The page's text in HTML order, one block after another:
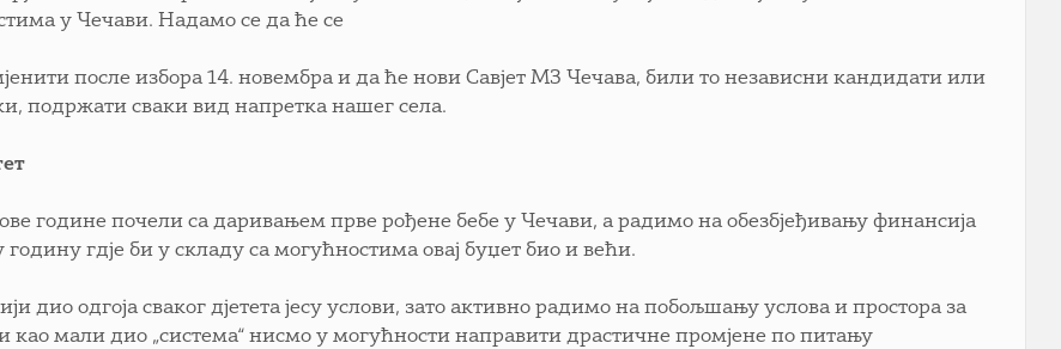
у Чечави. Надамо се да ће се
после избора 14. новембра и да ће нови Савјет МЗ Чечава, били то независни кандидати или
подржати сваки вид напретка нашег села.
године почели са даривањем прве рођене бебе у Чечави, а радимо на обезбјеђивању финансија
годину гдје би у складу са могућностима овај буџет био и већи.
дио одгоја сваког дјетета јесу услови, зато активно радимо на побољшању услова и простора за
као мали дио „система“ нисмо у могућности направити драстичне промјене по питању